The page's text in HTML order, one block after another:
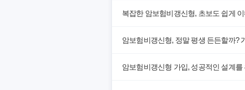
복잡한 암보험비갱신형, 초보도 쉽게
암보험비갱신형, 정말 평생 든든할까?
암보험비갱신형 가입, 성공적인 설계